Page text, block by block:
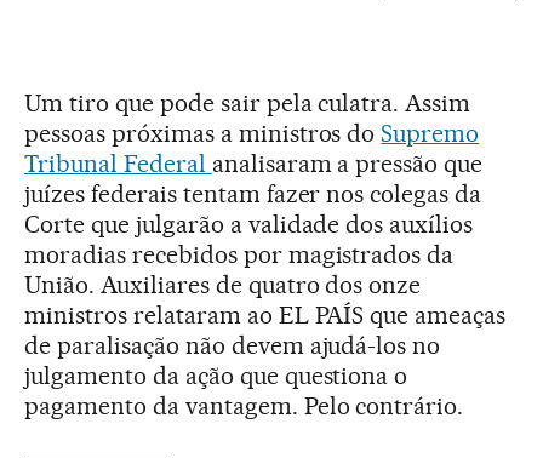
Um tiro que pode sair pela culatra. Assim
pessoas próximas a ministros doSupremo
Tribunal Federal analisaram a pressão que
juízes federais tentam fazer nos colegas da
Corte que julgarão a validade dos auxílios
moradias recebidos por magistrados da
União. Auxiliares de quatro dos onze
ministros relataram ao EL PAÍS que ameaças
de paralisação não devem ajudá-los no
julgamento da ação que questiona o
pagamento da vantagem. Pelo contrário.